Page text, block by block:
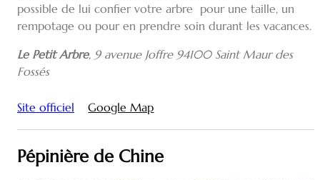
possible de lui confier votre arbre pour une taille, un
rempotage ou pour en prendre soin durant les vacances.
Le Petit Arbre, 9 avenue Joffre 94100 Saint Maur des
Fossés
Site officiel Google Map
Pépinière de Chine